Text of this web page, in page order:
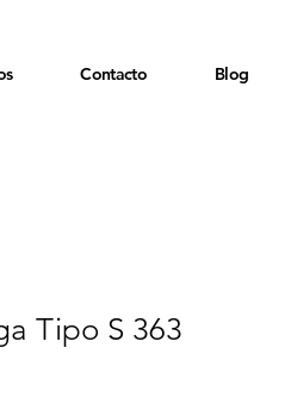
Contacto Blog
Tipo S 363